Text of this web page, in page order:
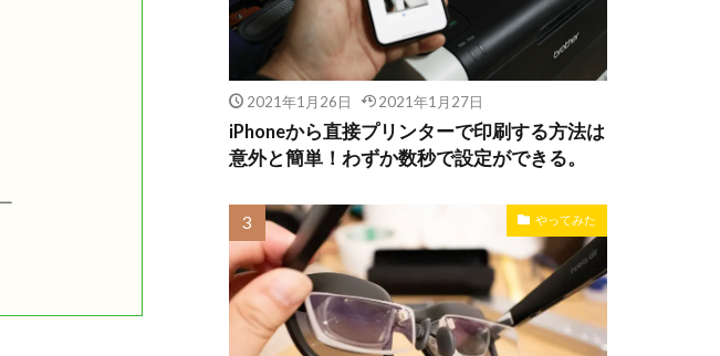
2021年1月26日 2021年1月27日
iPhoneから直接プリンターで印刷する方法は
意外と簡単！わずか数秒で設定ができる。
やってみた